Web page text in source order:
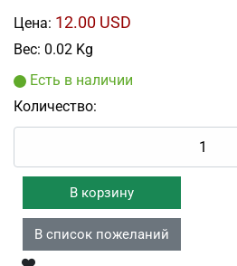
Цена: 12.00 USD
Вес: 0.02 Kg
Есть в наличии
Количество: